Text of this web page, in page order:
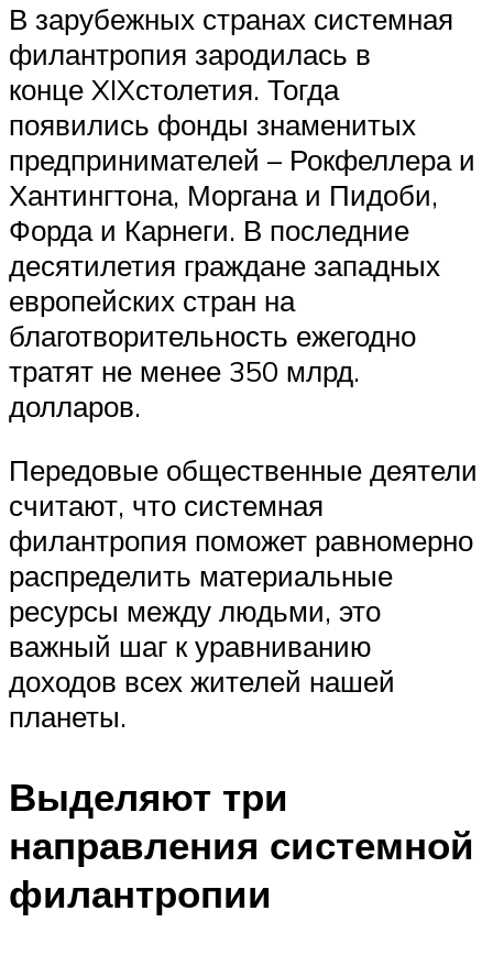
В зарубежных странах системная
филантропия зародилась в
конце XIXстолетия. Тогда
появились фонды знаменитых
предпринимателей – Рокфеллера и
Хантингтона, Моргана и Пидоби,
Форда и Карнеги. В последние
десятилетия граждане западных
европейских стран на
благотворительность ежегодно
тратят не менее 350 млрд.
долларов.
Передовые общественные деятели
считают, что системная
филантропия поможет равномерно
распределить материальные
ресурсы между людьми, это
важный шаг к уравниванию
доходов всех жителей нашей
планеты.
Выделяют три
направления системной
филантропии